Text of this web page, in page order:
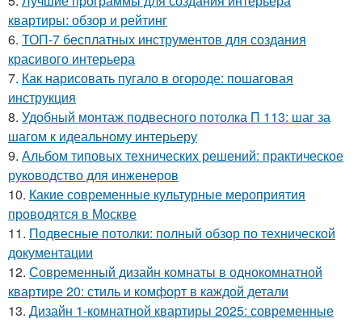
квартиры: обзор и рейтинг
6. ТОП-7 бесплатных инструментов для создания
красивого интерьера
7. Как нарисовать пугало в огороде: пошаговая
инструкция
8. Удобный монтаж подвесного потолка П 113: шаг за
шагом к идеальному интерьеру
9. Альбом типовых технических решений: практическое
руководство для инженеров
10. Какие современные культурные мероприятия
проводятся в Москве
11. Подвесные потолки: полный обзор по технической
документации
12. Современный дизайн комнаты в однокомнатной
квартире 20: стиль и комфорт в каждой детали
13. Дизайн 1-комнатной квартиры 2025: современные